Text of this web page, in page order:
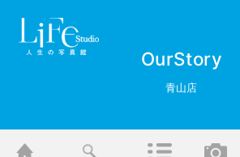
OurStory
青山店